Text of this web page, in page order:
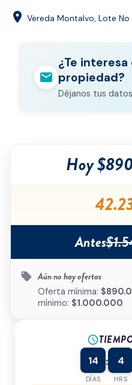
location_on Vereda Montalvo, Lote No
mail
¿Te interesa
propiedad?
Déjanos tus
Correo electrónico
¿Cómo podemos ayudarte?
política de
Hoy
Antes
local_offer Aún no hay ofertas
Oferta mínima:
mínimo: $1.000.000
schedule
14
DÍAS
: 4
HRS